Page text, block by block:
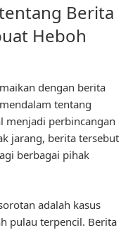
Berita
Heboh
dengan berita
tentang
menjadi perbincangan
jarang, berita tersebut
berbagai pihak
adalah kasus
pulau terpencil. Berita